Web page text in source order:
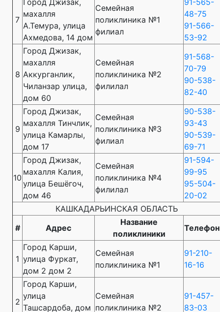
7
махалля
А.Темура, улица
Ахмедова, 14 дом
Семейная
поликлиника №1
филиал
48-75
91-566-
53-92
8
Город Джизак,
махалля
Аккурганлик,
Чиланзар улица,
дом 60
Семейная
поликлиника №2
филилал
91-568-
70-79
90-538-
82-40
9
Город Джизак,
махалля Тинчлик,
улица Камарлы,
дом 17
Семейная
поликлиника №3
филиал
90-538-
93-43
90-539-
69-71
10
Город Джизак,
махалля Калия,
улица Бешёгоч,
дом 46
Семейная
поликлиника №4
филилал
91-594-
99-95
95-504-
20-02
КАШКАДАРЬИНСКАЯ ОБЛАСТЬ
#
Адрес
Название
поликлиники
Телефон
1
Город Карши,
улица Фуркат,
дом 2 дом 2
Семейная
поликлиника №1
91-210-
16-16
2
Город Карши,
улица
Ташсардоба, дом
Семейная
поликлиника №2
91-457-
83-03